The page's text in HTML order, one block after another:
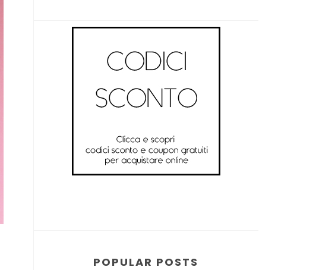
POPULAR POSTS